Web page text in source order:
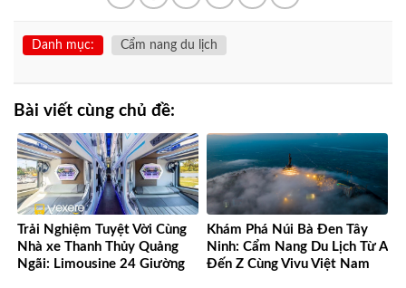
Danh mục: Cẩm nang du lịch
Bài viết cùng chủ đề:
Trải Nghiệm Tuyệt Vời Cùng
Nhà xe Thanh Thủy Quảng
Ngãi: Limousine 24 Giường
Khám Phá Núi Bà Đen Tây
Ninh: Cẩm Nang Du Lịch Từ A
Đến Z Cùng Vivu Việt Nam